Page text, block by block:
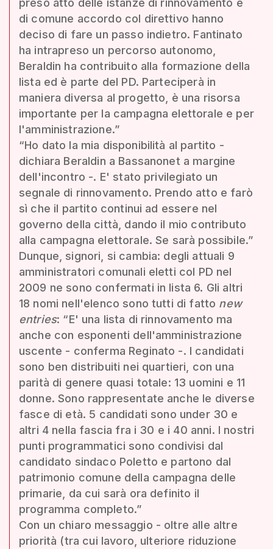
preso atto delle istanze di rinnovamento e
di comune accordo col direttivo hanno
deciso di fare un passo indietro. Fantinato
ha intrapreso un percorso autonomo,
Beraldin ha contribuito alla formazione della
lista ed è parte del PD. Parteciperà in
maniera diversa al progetto, è una risorsa
importante per la campagna elettorale e per
l'amministrazione.”
“Ho dato la mia disponibilità al partito -
dichiara Beraldin a Bassanonet a margine
dell'incontro -. E' stato privilegiato un
segnale di rinnovamento. Prendo atto e farò
sì che il partito continui ad essere nel
governo della città, dando il mio contributo
alla campagna elettorale. Se sarà possibile.”
Dunque, signori, si cambia: degli attuali 9
amministratori comunali eletti col PD nel
2009 ne sono confermati in lista 6. Gli altri
18 nomi nell'elenco sono tutti di fatto new
entries: “E' una lista di rinnovamento ma
anche con esponenti dell'amministrazione
uscente - conferma Reginato -. I candidati
sono ben distribuiti nei quartieri, con una
parità di genere quasi totale: 13 uomini e 11
donne. Sono rappresentate anche le diverse
fasce di età. 5 candidati sono under 30 e
altri 4 nella fascia fra i 30 e i 40 anni. I nostri
punti programmatici sono condivisi dal
candidato sindaco Poletto e partono dal
patrimonio comune della campagna delle
primarie, da cui sarà ora definito il
programma completo.”
Con un chiaro messaggio - oltre alle altre
priorità (tra cui lavoro, ulteriore riduzione